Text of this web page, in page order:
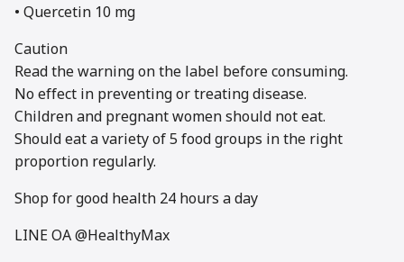
• Quercetin 10 mg
Caution
Read the warning on the label before consuming.
No effect in preventing or treating disease.
Children and pregnant women should not eat.
Should eat a variety of 5 food groups in the right
proportion regularly.
Shop for good health 24 hours a day
LINE OA @HealthyMax